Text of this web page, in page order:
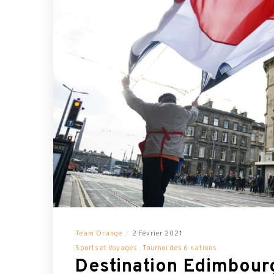
Team Orange
2 Février 2021
Sports et Voyages
Tournoi des 6 nations
Destination